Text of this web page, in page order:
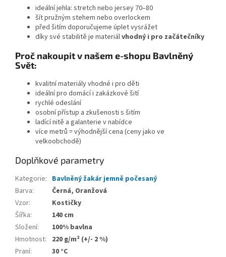
ideální jehla: stretch nebo jersey 70–80
šít pružným stehem nebo overlockem
před šitím doporučujeme úplet vysrážet
díky své stabilitě je materiálvhodný i pro začátečníky
Proč nakoupit v našem e-shopu Bavlněný
Svět:
kvalitní materiály vhodné i pro děti
ideální pro domácí i zakázkové šití
rychlé odeslání
osobní přístup a zkušenosti s šitím
ladící nitě a galanterie v nabídce
více metrů = výhodnější cena (ceny jako ve
velkoobchodě)
Doplňkové parametry
Kategorie: Bavlněný žakár jemně počesaný
Barva:
Černá, Oranžová
Vzor:
Kostičky
Šířka:
140 cm
Složení:
100% bavlna
Hmotnost:
220 g/m² (+/- 2 %)
Praní:
30 °C